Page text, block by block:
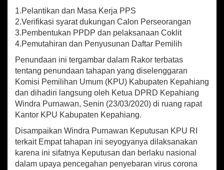
T
u
n
d
P
e
n
e
l
e
n
g
g
a
r
1.Pelantikan dan Masa Kerja PPS
2.Verifikasi syarat dukungan Calon Perseorangan
3.Pembentukan PPDP dan pelaksanaan Coklit
4.Pemutahiran dan Penyusunan Daftar Pemilih
Penundaan ini tergambar dalam Rakor terbatas
tentang penundaan tahapan yang diselenggaran
Komisi Pemilihan Umum (KPU) Kabupaten Kepahiang
dan dihadiri langsung oleh Ketua DPRD Kepahiang
Windra Purnawan, Senin (23/03/2020) di ruang rapat
Kantor KPU Kabupaten Kepahiang.
Disampaikan Windra Purnawan Keputusan KPU RI
terkait Empat tahapan ini seyogyanya dilaksanakan
karena ini sifatnya Keputusan dan berlaku nasional
dalam upaya pencegahan penyebaran virus corona